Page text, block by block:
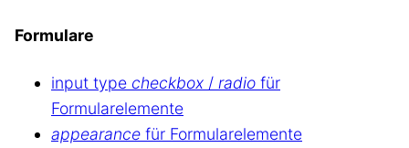
Formulare
input type checkbox / radio für
Formularelemente
appearance für Formularelemente